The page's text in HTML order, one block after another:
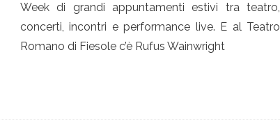
Week di grandi appuntamenti estivi tra teatro,
concerti, incontri e performance live. E al Teatro
Romano di Fiesole c’è Rufus Wainwright